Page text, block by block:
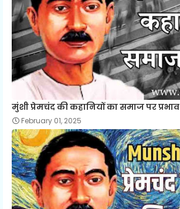
मुंशी प्रेमचंद की कहानियों का समाज पर प्रभाव
February 01, 2025